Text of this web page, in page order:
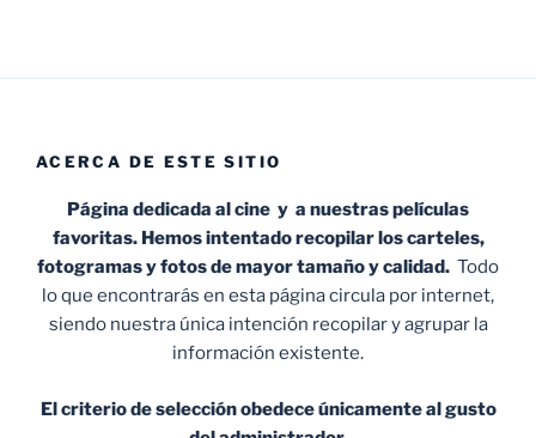
ACERCA DE ESTE SITIO
Página dedicada al cine y a nuestras películas
favoritas. Hemos intentado recopilar los carteles,
fotogramas y fotos de mayor tamaño y calidad. Todo
lo que encontrarás en esta página circula por internet,
siendo nuestra única intención recopilar y agrupar la
información existente.
El criterio de selección obedece únicamente al gusto